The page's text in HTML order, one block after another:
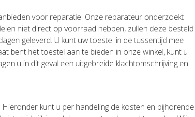
voor reparatie. Onze reparateur onderzoekt
niet direct op voorraad hebben, zullen deze besteld
geleverd. U kunt uw toestel in de tussentijd mee
bent het toestel aan te bieden in onze winkel, kunt u
u in dit geval een uitgebreide klachtomschrijving en
kunt u per handeling de kosten en bijhorende